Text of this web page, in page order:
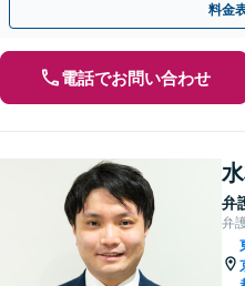
料金
電話でお問い合わせ
弁
弁